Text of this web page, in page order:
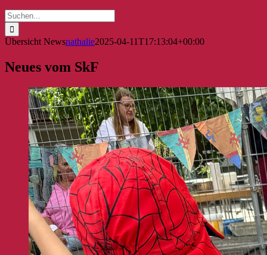
Suche
nach:
Übersicht Newsnathalie2025-04-11T17:13:04+00:00
Neues vom SkF